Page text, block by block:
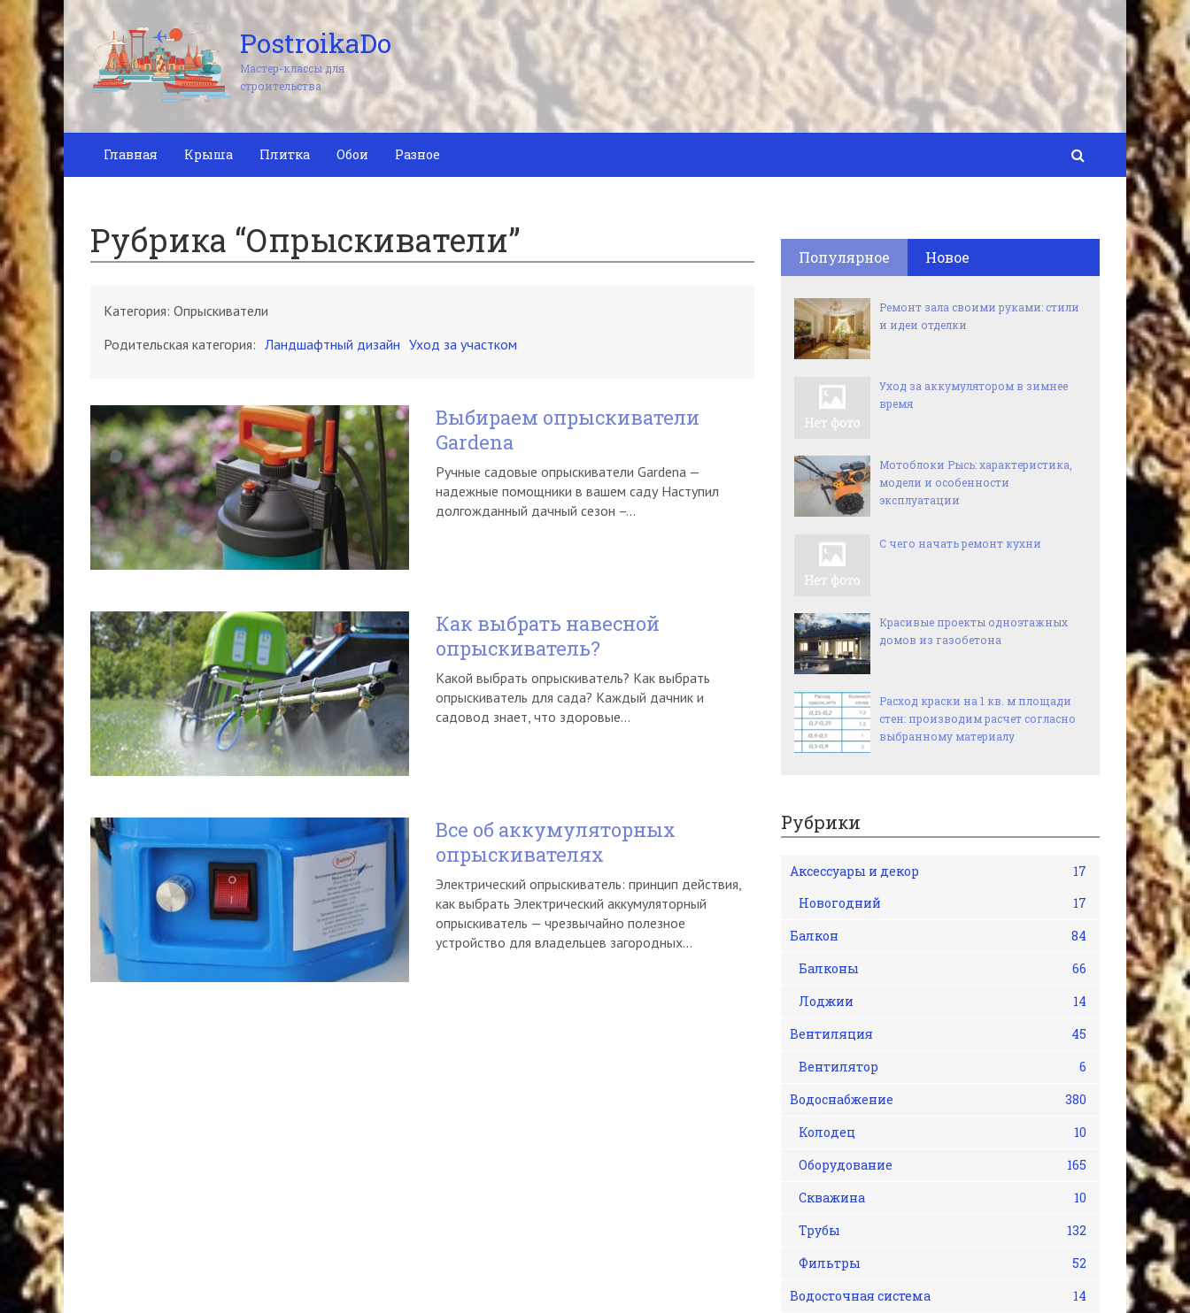
PostroikaDo
Мастер-классы для
строительства
Главная Крыша Плитка Обои Разное
Рубрика “Опрыскиватели”
Категория: Опрыскиватели
Родительская категория: Ландшафтный дизайн Уход за участком
Выбираем опрыскиватели
Gardena
Ручные садовые опрыскиватели Gardena —
надежные помощники в вашем саду Наступил
долгожданный дачный сезон –…
Как выбрать навесной
опрыскиватель?
Какой выбрать опрыскиватель? Как выбрать
опрыскиватель для сада? Каждый дачник и
садовод знает, что здоровые…
Все об аккумуляторных
опрыскивателях
Электрический опрыскиватель: принцип действия,
как выбрать Электрический аккумуляторный
опрыскиватель — чрезвычайно полезное
устройство для владельцев загородных…
Популярное Новое
Ремонт зала своими руками: стили
и идеи отделки
Уход за аккумулятором в зимнее
время
Мотоблоки Рысь: характеристика,
модели и особенности
эксплуатации
С чего начать ремонт кухни
Красивые проекты одноэтажных
домов из газобетона
Расход краски на 1 кв. м площади
стен: производим расчет согласно
выбранному материалу
Рубрики
Аксессуары и декор
17
Новогодний
17
Балкон
84
Балконы
66
Лоджии
14
Вентиляция
45
Вентилятор
6
Водоснабжение
380
Колодец
10
Оборудование
165
Скважина
10
Трубы
132
Фильтры
52
Водосточная система
14